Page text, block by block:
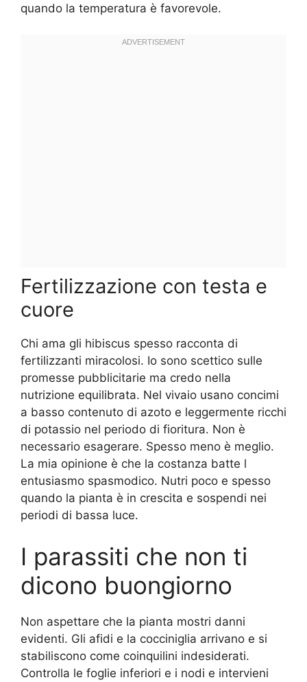
quando la temperatura è favorevole.
Fertilizzazione con testa e
cuore
Chi ama gli hibiscus spesso racconta di
fertilizzanti miracolosi. Io sono scettico sulle
promesse pubblicitarie ma credo nella
nutrizione equilibrata. Nel vivaio usano concimi
a basso contenuto di azoto e leggermente ricchi
di potassio nel periodo di fioritura. Non è
necessario esagerare. Spesso meno è meglio.
La mia opinione è che la costanza batte l
entusiasmo spasmodico. Nutri poco e spesso
quando la pianta è in crescita e sospendi nei
periodi di bassa luce.
I parassiti che non ti
dicono buongiorno
Non aspettare che la pianta mostri danni
evidenti. Gli afidi e la cocciniglia arrivano e si
stabiliscono come coinquilini indesiderati.
Controlla le foglie inferiori e i nodi e intervieni